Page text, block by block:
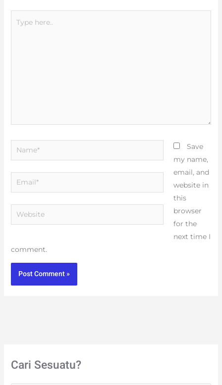
here..
Name*
Email*
Website
Save
my name,
email, and
website in
this
browser
for the
next time I
comment.
Cari Sesuatu?